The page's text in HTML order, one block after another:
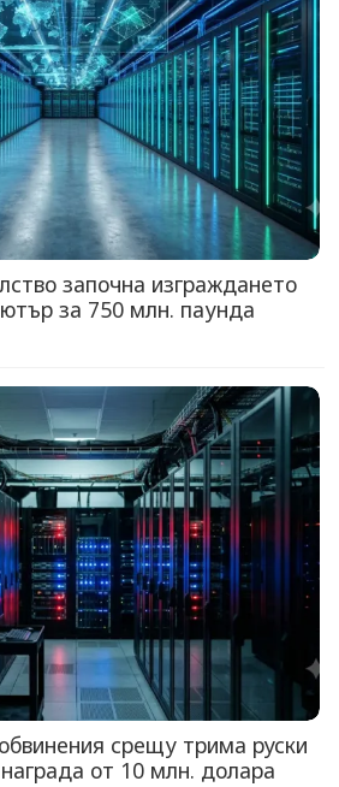
започна изграждането
за 750 млн. паунда
срещу трима руски
от 10 млн. долара